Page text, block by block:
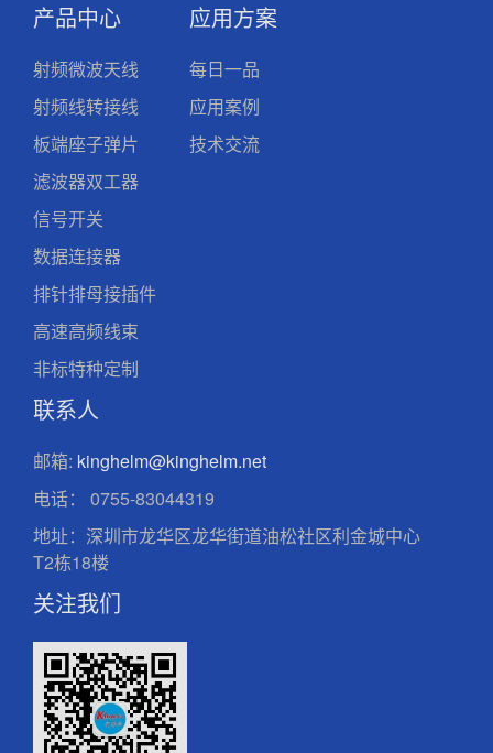
产品中心
射频微波天线
射频线转接线
板端座子弹片
滤波器双工器
信号开关
数据连接器
排针排母接插件
高速高频线束
非标特种定制
应用方案
每日一品
应用案例
技术交流
联系人
邮箱: kinghelm@kinghelm.net
电话：
0755-83044319
地址：深圳市龙华区龙华街道油松社区利金城中心
T2栋18楼
关注我们